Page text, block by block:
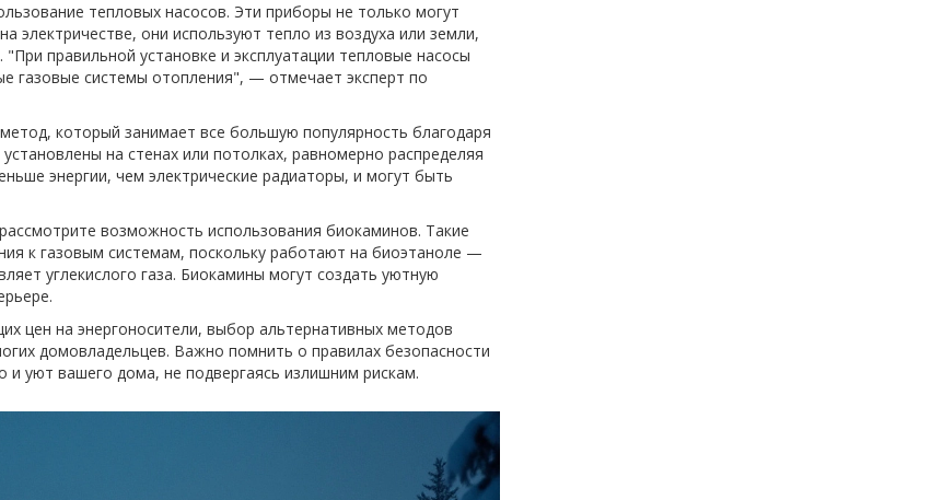
тепловых насосов. Эти приборы не только могут
электричестве, они используют тепло из воздуха или земли,
правильной установке и эксплуатации тепловые насосы
газовые системы отопления", — отмечает эксперт по
который занимает все большую популярность благодаря
на стенах или потолках, равномерно распределяя
энергии, чем электрические радиаторы, и могут быть
возможность использования биокаминов. Такие
к газовым системам, поскольку работают на биоэтаноле —
углекислого газа. Биокамины могут создать уютную
цен на энергоносители, выбор альтернативных методов
домовладельцев. Важно помнить о правилах безопасности
уют вашего дома, не подвергаясь излишним рискам.